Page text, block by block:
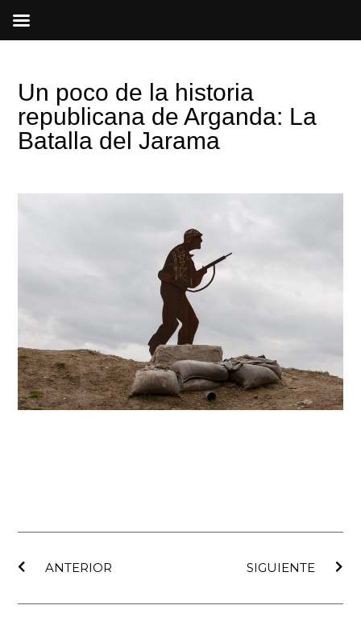
Un poco de la historia
republicana de Arganda: La
Batalla del Jarama
ANTERIOR
SIGUIENTE